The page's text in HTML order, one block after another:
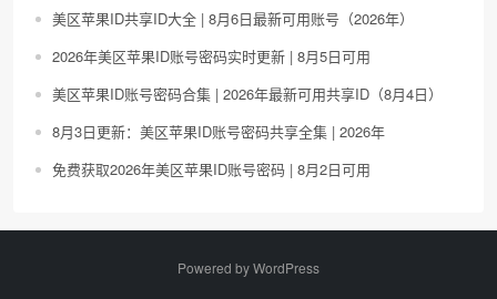
美区苹果ID共享ID大全 | 8月6日最新可用账号（2026年）
2026年美区苹果ID账号密码实时更新 | 8月5日可用
美区苹果ID账号密码合集 | 2026年最新可用共享ID（8月4日）
8月3日更新：美区苹果ID账号密码共享全集 | 2026年
免费获取2026年美区苹果ID账号密码 | 8月2日可用
Powered byWordPress